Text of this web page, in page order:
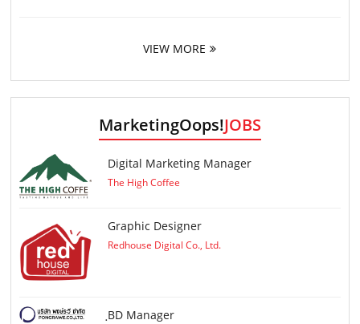
VIEW MORE
MarketingOops!JOBS
Digital Marketing Manager
The High Coffee
Graphic Designer
Redhouse Digital Co., Ltd.
ฺBD Manager